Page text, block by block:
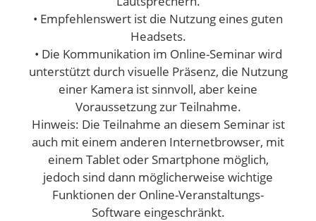
• Empfehlenswert ist die Nutzung eines guten
Headsets.
• Die Kommunikation im Online-Seminar wird
unterstützt durch visuelle Präsenz, die Nutzung
einer Kamera ist sinnvoll, aber keine
Voraussetzung zur Teilnahme.
Hinweis: Die Teilnahme an diesem Seminar ist
auch mit einem anderen Internetbrowser, mit
einem Tablet oder Smartphone möglich,
jedoch sind dann möglicherweise wichtige
Funktionen der Online-Veranstaltungs-
Software eingeschränkt.